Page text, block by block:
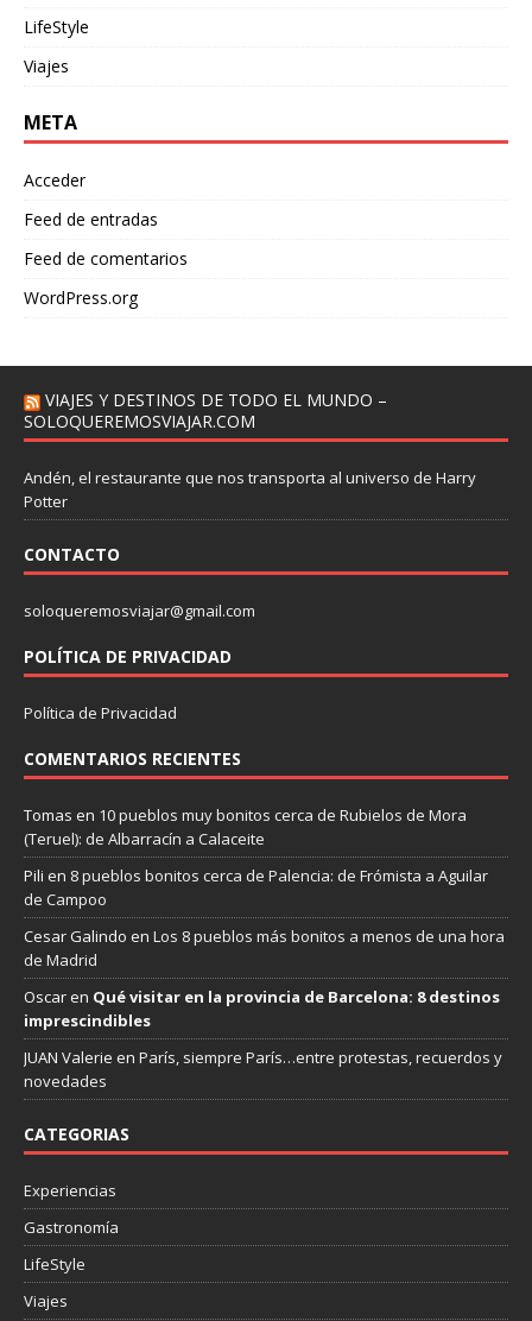
LifeStyle
Viajes
META
Acceder
Feed de entradas
Feed de comentarios
WordPress.org
VIAJES Y DESTINOS DE TODO EL MUNDO –
SOLOQUEREMOSVIAJAR.COM
Andén, el restaurante que nos transporta al universo de Harry
Potter
CONTACTO
soloqueremosviajar@gmail.com
POLÍTICA DE PRIVACIDAD
Política de Privacidad
COMENTARIOS RECIENTES
Tomas en 10 pueblos muy bonitos cerca de Rubielos de Mora
(Teruel): de Albarracín a Calaceite
Pili en 8 pueblos bonitos cerca de Palencia: de Frómista a Aguilar
de Campoo
Cesar Galindo en Los 8 pueblos más bonitos a menos de una hora
de Madrid
Oscaren Qué visitar en la provincia de Barcelona: 8 destinos
imprescindibles
JUAN Valerie en París, siempre París…entre protestas, recuerdos y
novedades
CATEGORIAS
Experiencias
Gastronomía
LifeStyle
Viajes